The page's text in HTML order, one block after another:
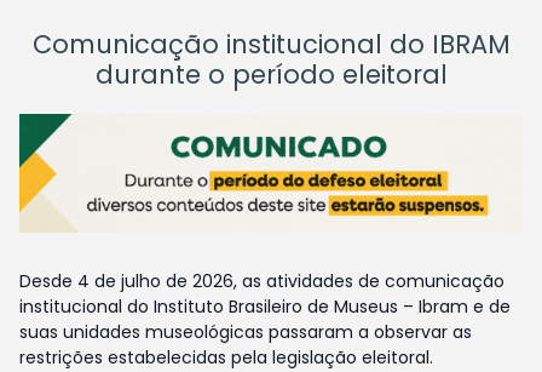
Comunicação institucional do IBRAM
durante o período eleitoral
Desde 4 de julho de 2026, as atividades de comunicação
institucional do Instituto Brasileiro de Museus – Ibram e de
suas unidades museológicas passaram a observar as
restrições estabelecidas pela legislação eleitoral.